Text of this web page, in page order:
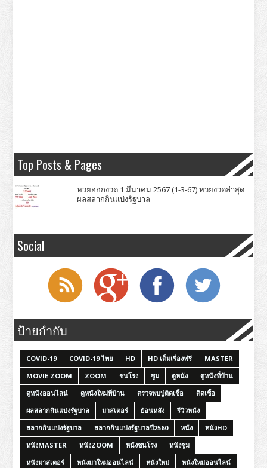
Top Posts & Pages
หวยออกงวด 1 มีนาคม 2567 (1-3-67) หวยงวดล่าสุด
ผลสลากกินแบ่งรัฐบาล
Social
ป้ายกำกับ
COVID-19 COVID-19 ไทย HD HD เต็มเรื่องฟรี
MASTER
MOVIE ZOOM
ZOOM ชนโรง ซูม ดูหนัง
ดูหนังที่บ้าน
ดูหนังออนไลน์
ดูหนังใหม่ที่บ้าน ตรวจพบปู่ติดเชื้อ
ติดเชื้อ
ผลสลากกินแบ่งรัฐบาล
มาสเตอร์ ย้อนหลัง
รีวิวหนัง
สลากกินแบ่งรัฐบาล
สลากกินแบ่งรัฐบาลปี2560 หนัง
หนังHD
หนังMASTER
หนังZOOM หนังชนโรง
หนังซูม
หนังมาสเตอร์
หนังมาใหม่ออนไลน์ หนังใหม่
หนังใหม่ออนไลน์